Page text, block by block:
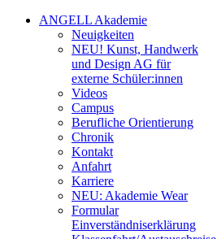
ANGELL Akademie
Neuigkeiten
NEU! Kunst, Handwerk
und Design AG für
externe Schüler:innen
Videos
Campus
Berufliche Orientierung
Chronik
Kontakt
Anfahrt
Karriere
NEU: Akademie Wear
Formular
Einverständniserklärung